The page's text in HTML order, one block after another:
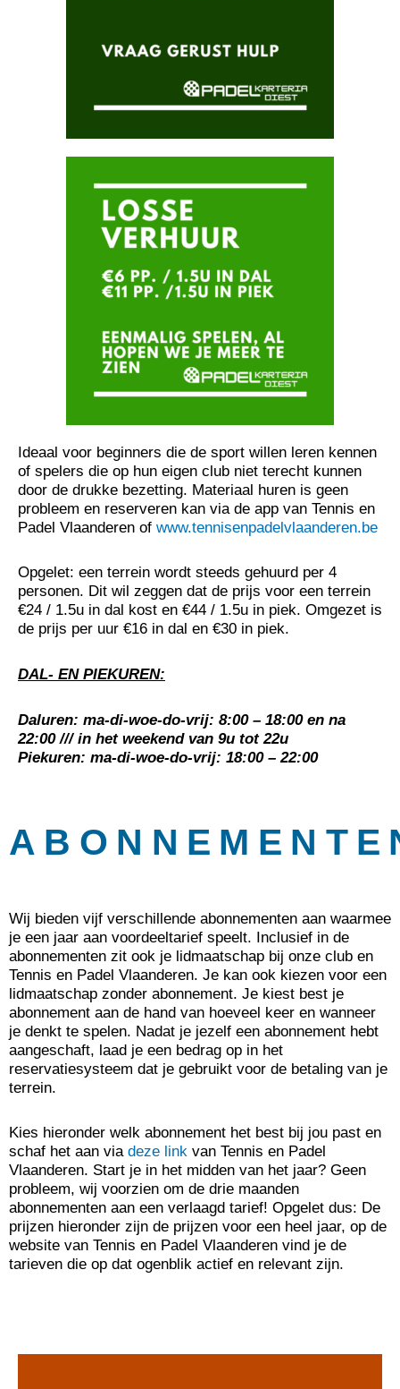
Ideaal voor beginners die de sport willen leren kennen
of spelers die op hun eigen club niet terecht kunnen
door de drukke bezetting. Materiaal huren is geen
probleem en reserveren kan via de app van Tennis en
Padel Vlaanderen of www.tennisenpadelvlaanderen.be
Opgelet: een terrein wordt steeds gehuurd per 4
personen. Dit wil zeggen dat de prijs voor een terrein
€24 / 1.5u in dal kost en €44 / 1.5u in piek. Omgezet is
de prijs per uur €16 in dal en €30 in piek.
DAL- EN PIEKUREN:
Daluren: ma-di-woe-do-vrij: 8:00 – 18:00 en na
22:00 /// in het weekend van 9u tot 22u
Piekuren: ma-di-woe-do-vrij: 18:00 – 22:00
Wij bieden vijf verschillende abonnementen aan waarmee
je een jaar aan voordeeltarief speelt. Inclusief in de
abonnementen zit ook je lidmaatschap bij onze club en
Tennis en Padel Vlaanderen. Je kan ook kiezen voor een
lidmaatschap zonder abonnement. Je kiest best je
abonnement aan de hand van hoeveel keer en wanneer
je denkt te spelen. Nadat je jezelf een abonnement hebt
aangeschaft, laad je een bedrag op in het
reservatiesysteem dat je gebruikt voor de betaling van je
terrein.
Kies hieronder welk abonnement het best bij jou past en
schaf het aan via deze link van Tennis en Padel
Vlaanderen. Start je in het midden van het jaar? Geen
probleem, wij voorzien om de drie maanden
abonnementen aan een verlaagd tarief! Opgelet dus: De
prijzen hieronder zijn de prijzen voor een heel jaar, op de
website van Tennis en Padel Vlaanderen vind je de
tarieven die op dat ogenblik actief en relevant zijn.